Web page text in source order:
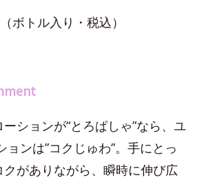
ボトル入り・税込）
ションが“とろぱしゃ”なら、ユ
ョンは”コクじゅわ”。手にとっ
がありながら、瞬時に伸び広